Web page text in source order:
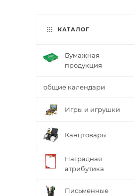
КАТАЛОГ
Бумажная
продукция
общие календари
Игры и игрушки
Канцтовары
Наградная
атрибутика
Письменные